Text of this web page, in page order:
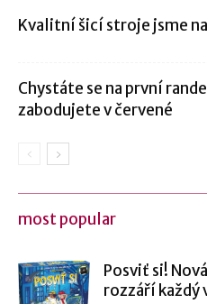
Kvalitní šicí stroje jsme
Chystáte se na první
zabodujete v červené
most popular
Posviť si!
rozzáří každý